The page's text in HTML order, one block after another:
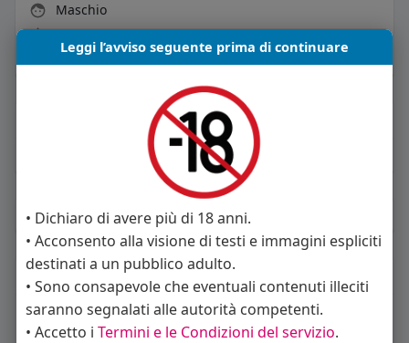
Maschio
Vive in Italia
donne
Album (0)
Seguiti(23)
Leggi l’avviso seguente prima di continuare
• Dichiaro di avere più di 18 anni.
• Acconsento alla visione di testi e immagini espliciti
destinati a un pubblico adulto.
• Sono consapevole che eventuali contenuti illeciti
saranno segnalati alle autorità competenti.
• Accetto i Termini e le Condizioni del servizio.